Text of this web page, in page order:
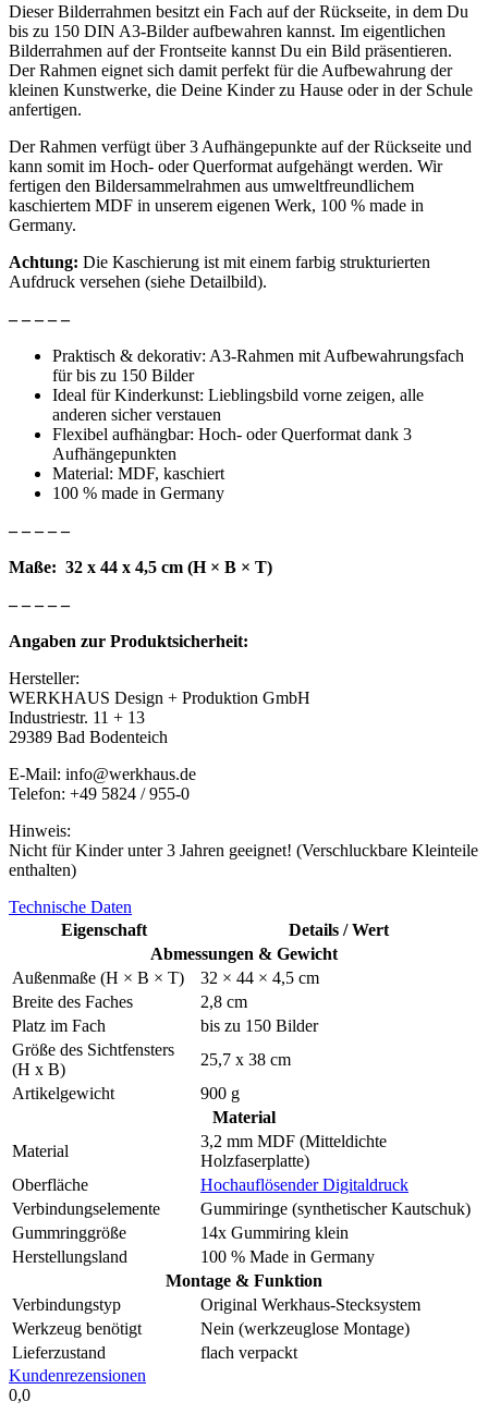
Dieser Bilderrahmen besitzt ein Fach auf der Rückseite, in dem Du
bis zu 150 DIN A3-Bilder aufbewahren kannst. Im eigentlichen
Bilderrahmen auf der Frontseite kannst Du ein Bild präsentieren.
Der Rahmen eignet sich damit perfekt für die Aufbewahrung der
kleinen Kunstwerke, die Deine Kinder zu Hause oder in der Schule
anfertigen.
Der Rahmen verfügt über 3 Aufhängepunkte auf der Rückseite und
kann somit im Hoch- oder Querformat aufgehängt werden. Wir
fertigen den Bildersammelrahmen aus umweltfreundlichem
kaschiertem MDF in unserem eigenen Werk, 100 % made in
Germany.
Achtung: Die Kaschierung ist mit einem farbig strukturierten
Aufdruck versehen (siehe Detailbild).
– – – – –
Praktisch & dekorativ: A3-Rahmen mit Aufbewahrungsfach
für bis zu 150 Bilder
Ideal für Kinderkunst: Lieblingsbild vorne zeigen, alle
anderen sicher verstauen
Flexibel aufhängbar: Hoch- oder Querformat dank 3
Aufhängepunkten
Material: MDF, kaschiert
100 % made in Germany
– – – – –
Maße: 32 x 44 x 4,5 cm (H × B × T)
– – – – –
Angaben zur Produktsicherheit:
Hersteller:
WERKHAUS Design + Produktion GmbH
Industriestr. 11 + 13
29389 Bad Bodenteich
E-Mail: info@werkhaus.de
Telefon: +49 5824 / 955-0
Hinweis:
Nicht für Kinder unter 3 Jahren geeignet! (Verschluckbare Kleinteile
enthalten)
Technische Daten
Eigenschaft
Details / Wert
Abmessungen & Gewicht
Außenmaße (H × B × T)
32 × 44 × 4,5 cm
Breite des Faches
2,8 cm
Platz im Fach
bis zu 150 Bilder
Größe des Sichtfensters
(H x B)
25,7 x 38 cm
Artikelgewicht
900 g
Material
Material
3,2 mm MDF (Mitteldichte
Holzfaserplatte)
Oberfläche
Hochauflösender Digitaldruck
Verbindungselemente
Gummiringe (synthetischer Kautschuk)
Gummringgröße
14x Gummiring klein
Herstellungsland
100 % Made in Germany
Montage & Funktion
Verbindungstyp
Original Werkhaus-Stecksystem
Werkzeug benötigt
Nein (werkzeuglose Montage)
Lieferzustand
flach verpackt
Kundenrezensionen
0,0